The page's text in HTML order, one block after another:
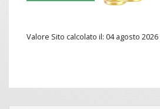
Valore Sito calcolato il: 04 agosto